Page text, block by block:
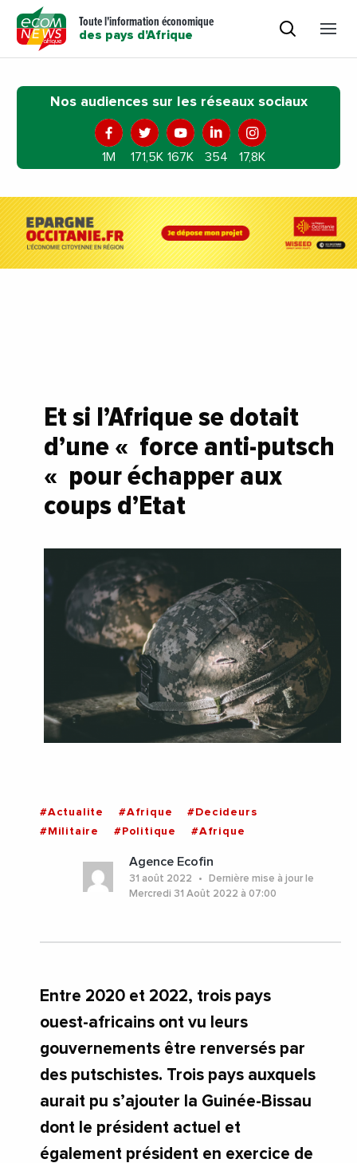
Toute l'information économique
des pays d'Afrique
Nos audiences sur les réseaux sociaux
1M 171,5K 167K 354 17,8K
Et si l’Afrique se dotait
d’une « force anti-putsch
« pour échapper aux
coups d’Etat
#Actualite #Afrique
#Decideurs
#Militaire
#Politique #Afrique
Agence Ecofin
31 août 2022
Dernière mise à jour le
Mercredi 31 Août 2022 à 07:00
Entre 2020 et 2022, trois pays
ouest-africains ont vu leurs
gouvernements être renversés par
des putschistes. Trois pays auxquels
aurait pu s’ajouter la Guinée-Bissau
dont le président actuel et
également président en exercice de